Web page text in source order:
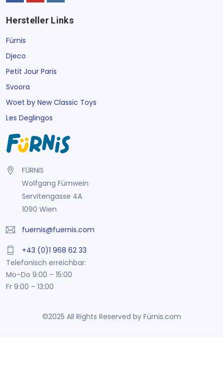
Hersteller Links
Fürnis
Djeco
Petit Jour Paris
Svoora
Woet by New Classic Toys
Les Deglingos
FÜRNIS
Wolfgang Fürnwein
Servitengasse 4A
1090 Wien
fuernis@fuernis.com
+43 (0)1 968 62 33
Telefonisch erreichbar:
Mo–Do 9:00 – 15:00
Fr 9:00 – 13:00
©2025 All Rights Reserved by Fürnis.com